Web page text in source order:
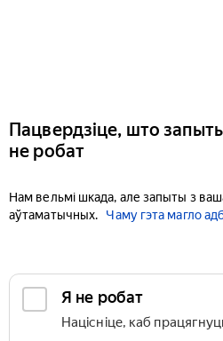
Пацвердзіце, што
не робат
Нам вельмі шкада, але запыты з
аўтаматычных.
Чаму гэта магло
Я не робат
Націсніце, каб